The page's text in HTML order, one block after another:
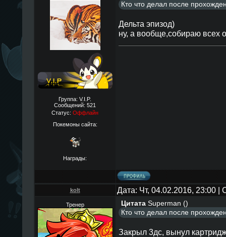
Группа: V.I.P.
Сообщений: 521
Статус: Оффлайн
Покемоны сайта:
Награды:
Кто что делал после
Дельта эпизод)
ну, а вообще,собираю всех
kolt Дата: Чт, 04.02.2016, 23:00
Тренер Цитата Superman ()
Кто что делал после
Закрыл 3дс, вынул